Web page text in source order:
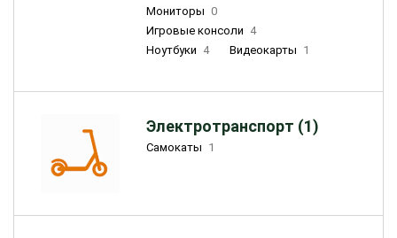
Мониторы 0
Игровые консоли 4
Ноутбуки 4 Видеокарты 1
Электротранспорт (1)
Самокаты 1